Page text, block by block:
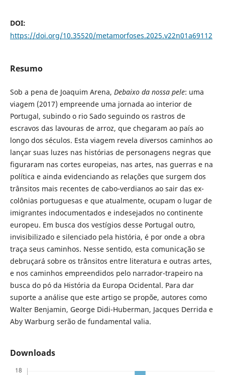
DOI:
https://doi.org/10.35520/metamorfoses.2025.v22n01a69112
Resumo
Sob a pena de Joaquim Arena, Debaixo da nossa pele: uma
viagem (2017) empreende uma jornada ao interior de
Portugal, subindo o rio Sado seguindo os rastros de
escravos das lavouras de arroz, que chegaram ao país ao
longo dos séculos. Esta viagem revela diversos caminhos ao
lançar suas luzes nas histórias de personagens negras que
figuraram nas cortes europeias, nas artes, nas guerras e na
política e ainda evidenciando as relações que surgem dos
trânsitos mais recentes de cabo-verdianos ao sair das ex-
colônias portuguesas e que atualmente, ocupam o lugar de
imigrantes indocumentados e indesejados no continente
europeu. Em busca dos vestígios desse Portugal outro,
invisibilizado e silenciado pela história, é por onde a obra
traça seus caminhos. Nesse sentido, esta comunicação se
debruçará sobre os trânsitos entre literatura e outras artes,
e nos caminhos empreendidos pelo narrador-trapeiro na
busca do pó da História da Europa Ocidental. Para dar
suporte a análise que este artigo se propõe, autores como
Walter Benjamin, George Didi-Huberman, Jacques Derrida e
Aby Warburg serão de fundamental valia.
Downloads